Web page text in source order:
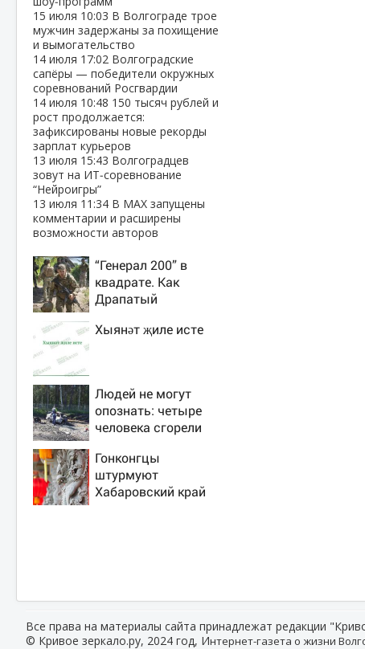
15 июля 10:03 В Волгограде трое
мужчин задержаны за похищение
и вымогательство
14 июля 17:02 Волгоградские
сапёры — победители окружных
соревнований Росгвардии
14 июля 10:48 150 тысяч рублей и
рост продолжается:
зафиксированы новые рекорды
зарплат курьеров
13 июля 15:43 Волгоградцев
зовут на ИТ‑соревнование
“Нейроигры”
13 июля 11:34 В МАХ запущены
комментарии и расширены
возможности авторов
“Генерал 200” в
квадрате. Как
Драпатый
Сырского
Хыянәт җиле исте
Людей не могут
опознать: четыре
человека сгорели
ДТП на трассе
07/08/2026 –
Новости
Гонконгцы
штурмуют
Хабаровский край
Все права на материалы сайта принадлежат редакции
© Кривое зеркало.ру, 2024 год, Интернет-газета о жизни